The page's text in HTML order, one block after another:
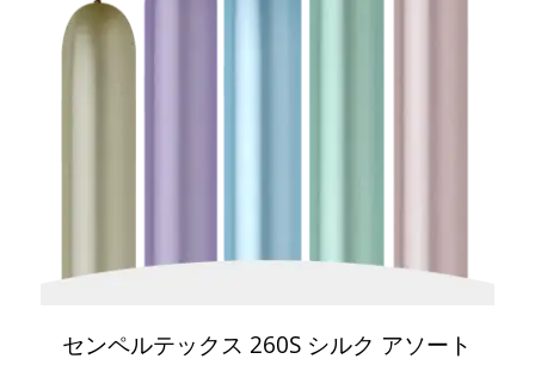
センペルテックス 260S シルク アソート